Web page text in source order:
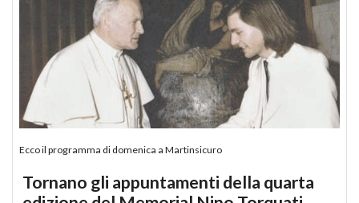
Ecco il programma di domenica a Martinsicuro
Tornano gli appuntamenti della quarta